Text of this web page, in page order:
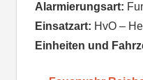
Alarmierungsart:
Einsatzart: HvO –
Einheiten und